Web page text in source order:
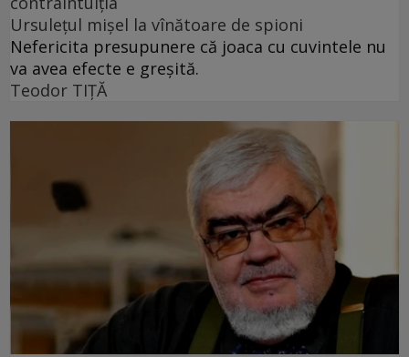
Ursulețul mișel la vînătoare de spioni
Nefericita presupunere că joaca cu cuvintele nu
va avea efecte e greșită.
Teodor TIŢĂ